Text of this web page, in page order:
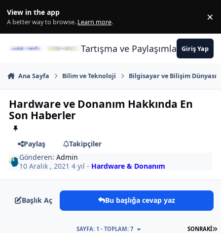
View in the app
A better way to browse. Learn more. ×
Tartışma ve PaylaşımlarınGiriş Yap
Ana Sayfa Bilim ve Teknoloji Bilgisayar ve Bilişim Dünyası
Hardware ve Donanım Hakkında En
Son Haberler
Paylaş
Takipçiler
Gönderen:Admin
10 Aralık , 20214 yıl - Hardware & Donanım
Başlık Aç Bu başlığa cevap yaz
SONRAKI
SAYFA: 1 - TOPLAM: 7